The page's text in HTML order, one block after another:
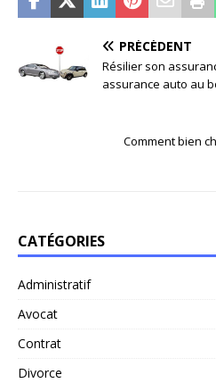
PRÉCÉDENT
Résilier son
assurance auto au
Comment bien
CATÉGORIES
Administratif
Avocat
Contrat
Divorce